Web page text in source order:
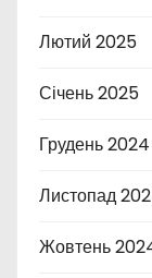
Лютий 2025
Січень 2025
Грудень 2024
Листопад
Жовтень